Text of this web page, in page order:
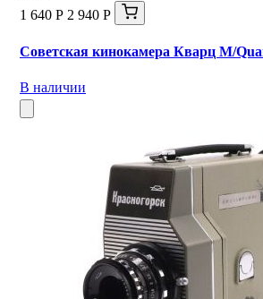
1 640 Р 2 940 Р
Советская кинокамера Кварц M/
В наличии